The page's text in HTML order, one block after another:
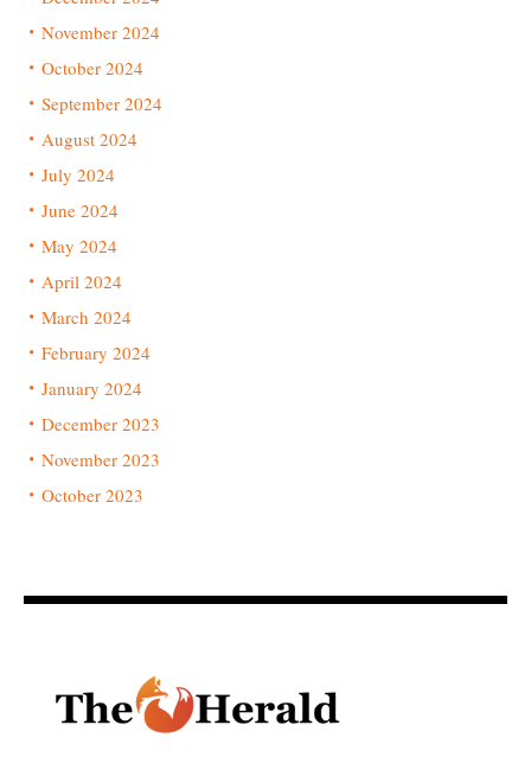
November 2024
October 2024
September 2024
August 2024
July 2024
June 2024
May 2024
April 2024
March 2024
February 2024
January 2024
December 2023
November 2023
October 2023